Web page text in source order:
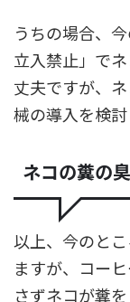
うちの場合、
立入禁止」で
丈夫ですが、
械の導入を検討
ネコの糞の
以上、今のと
ますが、コー
さずネコが糞